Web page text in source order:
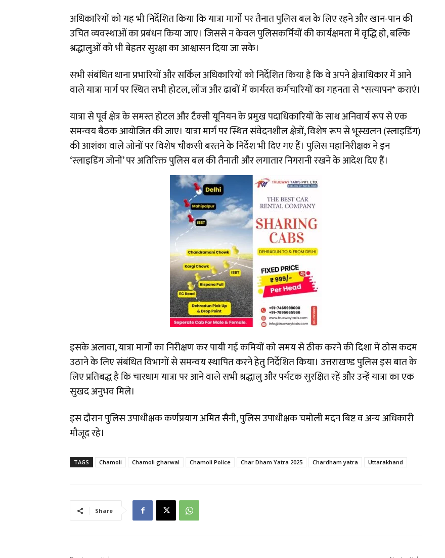
अधिकारियों को यह भी निर्देशित किया कि यात्रा मार्गों पर तैनात पुलिस बल के लिए रहने और खान-पान की
उचित व्यवस्थाओं का प्रबंधन किया जाए। जिससे न केवल पुलिसकर्मियों की कार्यक्षमता में वृद्धि हो, बल्कि
श्रद्धालुओं को भी बेहतर सुरक्षा का आश्वासन दिया जा सके।
सभी संबंधित थाना प्रभारियों और सर्किल अधिकारियों को निर्देशित किया है कि वे अपने क्षेत्राधिकार में आने
वाले यात्रा मार्ग पर स्थित सभी होटल, लॉज और ढाबों में कार्यरत कर्मचारियों का गहनता से *सत्यापन* कराएं।
यात्रा से पूर्व क्षेत्र के समस्त होटल और टैक्सी यूनियन के प्रमुख पदाधिकारियों के साथ अनिवार्य रूप से एक
समन्वय बैठक आयोजित की जाए। यात्रा मार्ग पर स्थित संवेदनशील क्षेत्रों, विशेष रूप से भूस्खलन (स्लाइडिंग)
की आशंका वाले जोनों पर विशेष चौकसी बरतने के निर्देश भी दिए गए हैं। पुलिस महानिरीक्षक ने इन
‘स्लाइडिंग जोनों’ पर अतिरिक्त पुलिस बल की तैनाती और लगातार निगरानी रखने के आदेश दिए हैं।
इसके अलावा, यात्रा मार्गों का निरीक्षण कर पायी गई कमियों को समय से ठीक करने की दिशा में ठोस कदम
उठाने के लिए संबंधित विभागों से समन्वय स्थापित करने हेतु निर्देशित किया। उत्तराखण्ड पुलिस इस बात के
लिए प्रतिबद्ध है कि चारधाम यात्रा पर आने वाले सभी श्रद्धालु और पर्यटक सुरक्षित रहें और उन्हें यात्रा का एक
सुखद अनुभव मिले।
इस दौरान पुलिस उपाधीक्षक कर्णप्रयाग अमित सैनी, पुलिस उपाधीक्षक चमोली मदन बिष्ट व अन्य अधिकारी
मौजूद रहे।
TAGS Chamoli Chamoli gharwal Chamoli Police Char Dham Yatra 2025 Chardham yatra Uttarakhand
Share